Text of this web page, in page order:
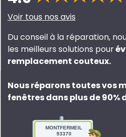
Voir tous nos avis
Du conseil à la réparation,
les meilleurs solutions pour
remplacement couteux.
Nous réparons toutes vos
fenêtres dans plus de 90%
MONTFERMEIL
93370